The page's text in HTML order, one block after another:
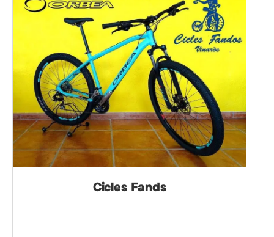
Cicles Fands